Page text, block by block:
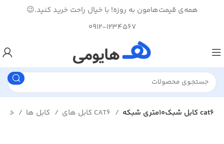
همه‌ی قیمت‌هامون به روزه! با خیال راحت خرید کنید.😉
0912-1234567
کابل های CAT6 کابل شبک10متری شبکه cat6